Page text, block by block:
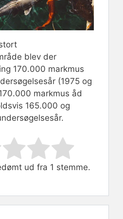
blev der
170.000 markmus
(1975 og
markmus åd
165.000 og
Submit Rating
ud fra 1 stemme.